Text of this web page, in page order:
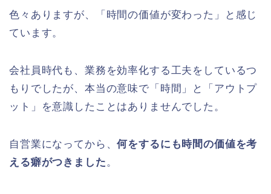
色々ありますが、「時間の価値が変わった」と感じ
ています。
会社員時代も、業務を効率化する工夫をしているつ
もりでしたが、本当の意味で「時間」と「アウトプ
ット」を意識したことはありませんでした。
自営業になってから、何をするにも時間の価値を考
える癖がつきました 。